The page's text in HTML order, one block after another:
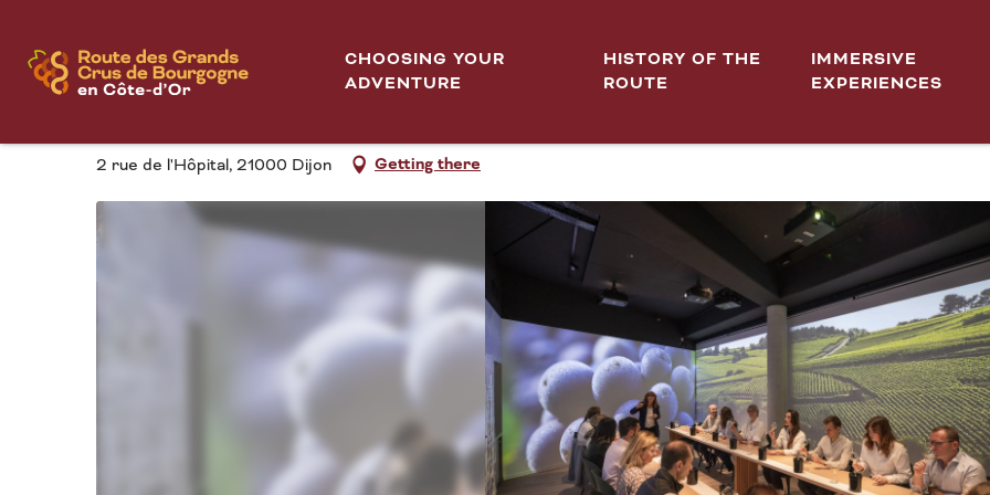
contenu
principal
CHOOSING YOUR
ADVENTURE
HISTORY OF THE
ROUTE
IMMERSIVE
EXPERIENCES
ECOLE DES VINS - ATELIER IMMERSIF :
2 rue de l'Hôpital, 21000 Dijon Getting there